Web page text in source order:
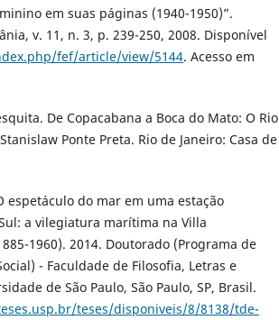
em suas páginas (1940-1950)”.
v. 11, n. 3, p. 239-250, 2008. Disponível
fef/article/view/5144. Acesso em
De Copacabana a Boca do Mato: O Rio
Ponte Preta. Rio de Janeiro: Casa de
espetáculo do mar em uma estação
a vilegiatura marítima na Villa
1960). 2014. Doutorado (Programa de
- Faculdade de Filosofia, Letras e
de São Paulo, São Paulo, SP, Brasil.
teses/disponiveis/8/8138/tde-